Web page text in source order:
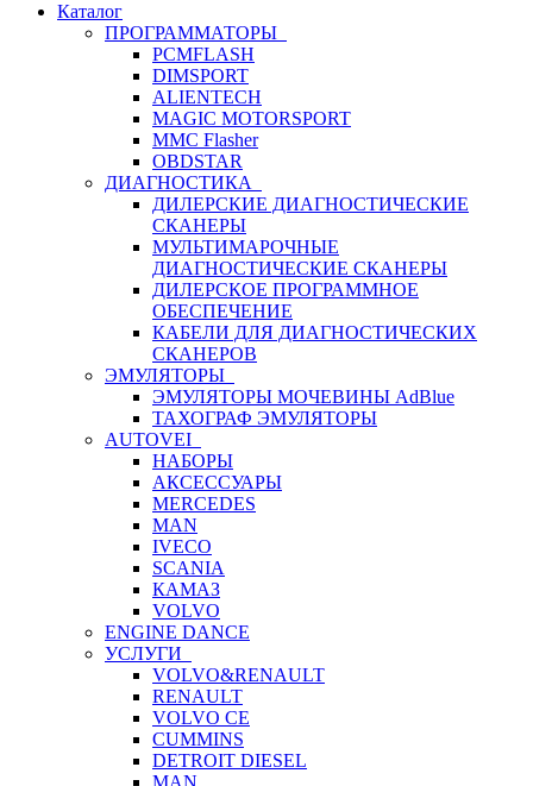
Каталог
ПРОГРАММАТОРЫ
PCMFLASH
DIMSPORT
ALIENTECH
MAGIC MOTORSPORT
MMC Flasher
OBDSTAR
ДИАГНОСТИКА
ДИЛЕРСКИЕ ДИАГНОСТИЧЕСКИЕ
СКАНЕРЫ
МУЛЬТИМАРОЧНЫЕ
ДИАГНОСТИЧЕСКИЕ СКАНЕРЫ
ДИЛЕРСКОЕ ПРОГРАММНОЕ
ОБЕСПЕЧЕНИЕ
КАБЕЛИ ДЛЯ ДИАГНОСТИЧЕСКИХ
СКАНЕРОВ
ЭМУЛЯТОРЫ
ЭМУЛЯТОРЫ МОЧЕВИНЫ АdBlue
ТАХОГРАФ ЭМУЛЯТОРЫ
AUTOVEI
НАБОРЫ
АКСЕССУАРЫ
MERCEDES
MAN
IVECO
SCANIA
КАМАЗ
VOLVO
ENGINE DANCE
УСЛУГИ
VOLVO&RENAULT
RENAULT
VOLVO CE
CUMMINS
DETROIT DIESEL
MAN